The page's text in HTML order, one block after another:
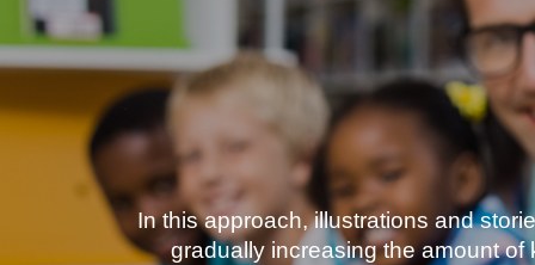
In this approach, illustrations and
gradually increasing the amount